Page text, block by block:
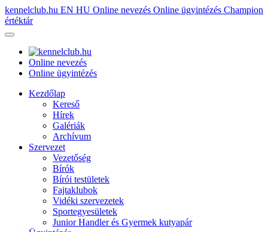
kennelclub.hu EN HU Online nevezés Online ügyintézés Champion
értéktár
Online nevezés
Online ügyintézés
Kezdőlap
Kereső
Hírek
Galériák
Archívum
Szervezet
Vezetőség
Bírók
Bírói testületek
Fajtaklubok
Vidéki szervezetek
Sportegyesületek
Junior Handler és Gyermek kutyapár